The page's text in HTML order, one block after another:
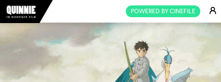
POWERED BY CINEFILE E